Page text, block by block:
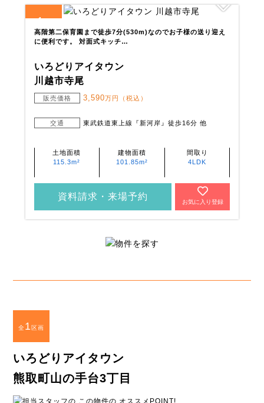
1
高階第二保育園まで徒歩7分(530m)なのでお子様の送り迎え
に便利です。 対面式キッチ…
いろどりアイタウン
川越市寺尾
販売価格 3,590万円（税込）
交通 東武鉄道東上線『新河岸』徒歩16分 他
土地面積
115.3m²
建物面積
101.85m²
間取り
4LDK
資料請求・来場予約
お気に入り登録
全1区画
いろどりアイタウン
熊取町山の手台3丁目